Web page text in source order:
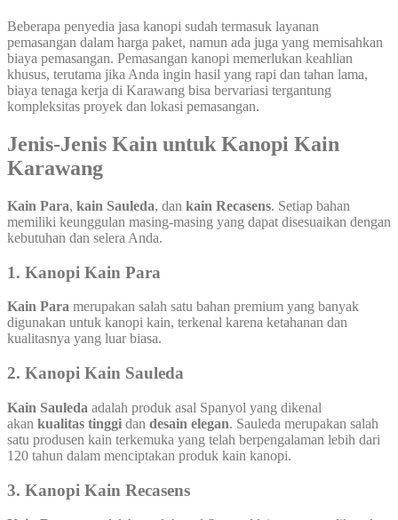
Beberapa penyedia jasa kanopi sudah termasuk layanan
pemasangan dalam harga paket, namun ada juga yang memisahkan
biaya pemasangan. Pemasangan kanopi memerlukan keahlian
khusus, terutama jika Anda ingin hasil yang rapi dan tahan lama,
biaya tenaga kerja di Karawang bisa bervariasi tergantung
kompleksitas proyek dan lokasi pemasangan.
Jenis-Jenis Kain untuk Kanopi Kain
Karawang
Kain Para, kain Sauleda, dan kain Recasens. Setiap bahan
memiliki keunggulan masing-masing yang dapat disesuaikan dengan
kebutuhan dan selera Anda.
1. Kanopi Kain Para
Kain Para merupakan salah satu bahan premium yang banyak
digunakan untuk kanopi kain, terkenal karena ketahanan dan
kualitasnya yang luar biasa.
2. Kanopi Kain Sauleda
Kain Sauleda adalah produk asal Spanyol yang dikenal
akan kualitas tinggi dan desain elegan. Sauleda merupakan salah
satu produsen kain terkemuka yang telah berpengalaman lebih dari
120 tahun dalam menciptakan produk kain kanopi.
3. Kanopi Kain Recasens